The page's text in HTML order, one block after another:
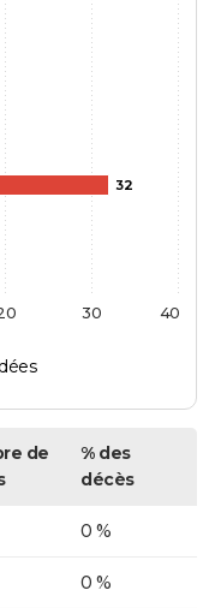
32
30 40
de
% des
décès
0 %
0 %